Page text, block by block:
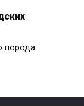
порода